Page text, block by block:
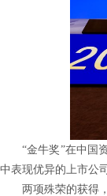
“金牛奖”在中国
中表现优异的上市公
两项殊荣的获得